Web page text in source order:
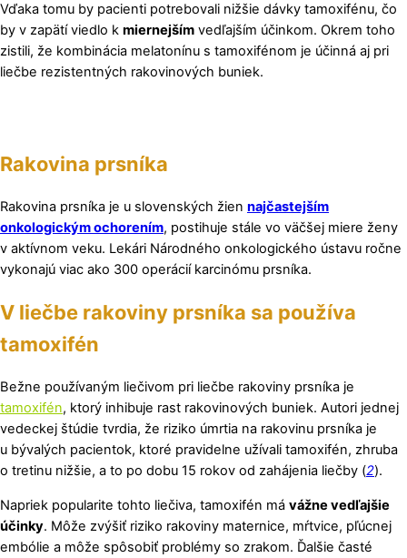
Vďaka tomu by pacienti potrebovali nižšie dávky tamoxifénu, čo
by v zapätí viedlo k miernejším vedľajším účinkom. Okrem toho
zistili, že kombinácia melatonínu s tamoxifénom je účinná aj pri
liečbe rezistentných rakovinových buniek.
Rakovina prsníka
Rakovina prsníka je u slovenských žien najčastejším
onkologickým ochorením, postihuje stále vo väčšej miere ženy
v aktívnom veku. Lekári Národného onkologického ústavu ročne
vykonajú viac ako 300 operácií karcinómu prsníka.
V liečbe rakoviny prsníka sa používa
tamoxifén
Bežne používaným liečivom pri liečbe rakoviny prsníka je
tamoxifén, ktorý inhibuje rast rakovinových buniek. Autori jednej
vedeckej štúdie tvrdia, že riziko úmrtia na rakovinu prsníka je
u bývalých pacientok, ktoré pravidelne užívali tamoxifén, zhruba
o tretinu nižšie, a to po dobu 15 rokov od zahájenia liečby (2).
Napriek popularite tohto liečiva, tamoxifén má vážne vedľajšie
účinky. Môže zvýšiť riziko rakoviny maternice, mŕtvice, pľúcnej
embólie a môže spôsobiť problémy so zrakom. Ďalšie časté